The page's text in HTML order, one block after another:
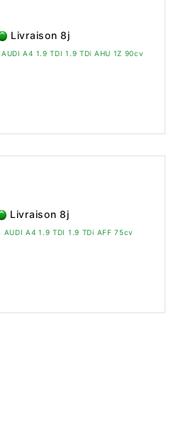
Livraison 8j
A4 1.9 TDI 1.9 TDi AHU 1Z 90cv
Livraison 8j
A4 1.9 TDI 1.9 TDi AFF 75cv